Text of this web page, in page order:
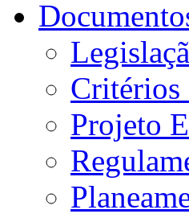
Critérios
Projeto